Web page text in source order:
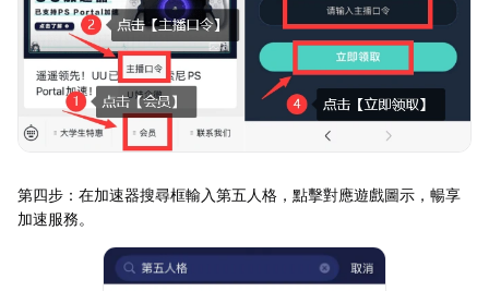
第四步：在加速器搜尋框輸入第五人格，點擊對應遊戲圖示，暢享
加速服務。